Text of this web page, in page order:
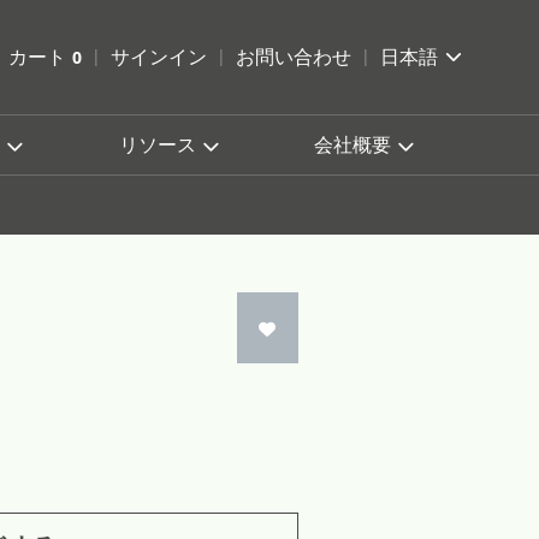
索を開く
カート 0
カートを確認する
サインイン お問い合わせ 日本語
リソース 会社概要